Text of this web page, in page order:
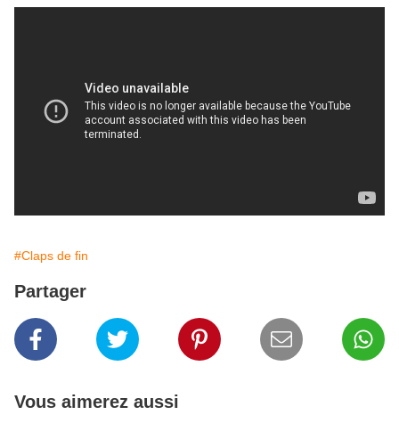
#Claps de fin
Partager
Vous aimerez aussi